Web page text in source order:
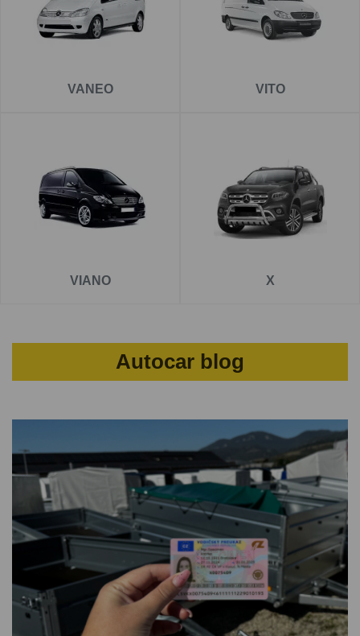
VANEO VITO
VIANO X
Autocar blog